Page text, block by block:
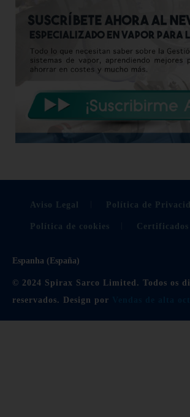
Aviso Legal Política de
Política de cookies Certificados
Espanha (España)
© 2024 Spirax Sarco Limited. Todos os
reservados. Design por